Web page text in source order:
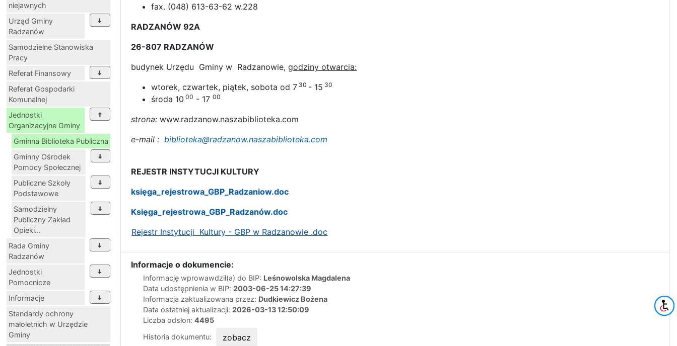
niejawnych
Urząd Gminy
Radzanów
Samodzielne Stanowiska
Pracy
Referat Finansowy
Referat Gospodarki
Komunalnej
Jednostki
Organizacyjne Gminy
Gminna Biblioteka Publiczna
Gminny Ośrodek
Pomocy Społecznej
Publiczne Szkoły
Podstawowe
Samodzielny
Publiczny Zakład
Opieki...
Rada Gminy
Radzanów
Jednostki
Pomocnicze
Informacje
Standardy ochrony
małoletnich w Urzędzie
Gminy
fax. (048) 613-63-62 w.228
RADZANÓW 92A
26-807 RADZANÓW
budynek Urzędu Gminy w Radzanowie, godziny otwarcia:
wtorek, czwartek, piątek, sobota od 7 30 - 15 30
środa 10 00 - 17 00
strona: www.radzanow.naszabiblioteka.com
e-mail : biblioteka@radzanow.naszabiblioteka.com
REJESTR INSTYTUCJI KULTURY
księga_rejestrowa_GBP_Radzaniow.doc
Księga_rejestrowa_GBP_Radzanów.doc
Rejestr Instytucji Kultury - GBP w Radzanowie .doc
Informacje o dokumencie:
Informację wprowawdził(a) do BIP: Leśnowolska Magdalena
Data udostępnienia w BIP: 2003-06-25 14:27:39
Informacja zaktualizowana przez: Dudkiewicz Bożena
Data ostatniej aktualizacji: 2026-03-13 12:50:09
Liczba odsłon: 4495
Historia dokumentu:
zobacz